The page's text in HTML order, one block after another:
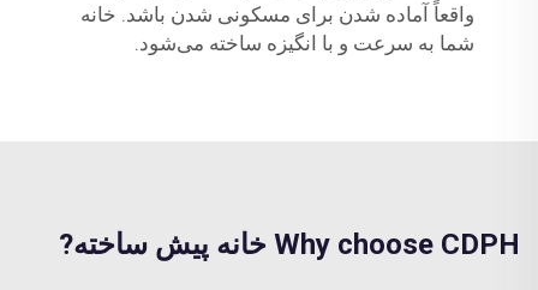
واقعاً آماده شدن برای مسکونی شدن باشد. خانه
شما به سرعت و با انگیزه ساخته می‌شود.
Why choose CDPH خانه پیش ساخته?